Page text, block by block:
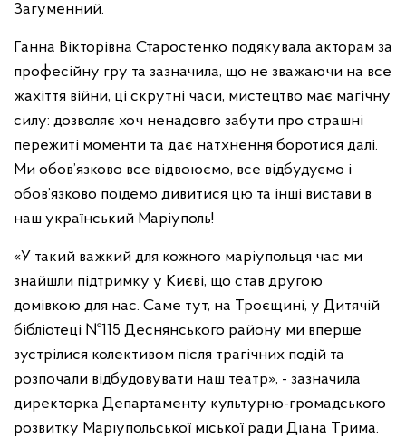
Загуменний.
Ганна Вікторівна Старостенко подякувала акторам за
професійну гру та зазначила, що не зважаючи на все
жахіття війни, ці скрутні часи, мистецтво має магічну
силу: дозволяє хоч ненадовго забути про страшні
пережиті моменти та дає натхнення боротися далі.
Ми обов’язково все відвоюємо, все відбудуємо і
обов’язково поїдемо дивитися цю та інші вистави в
наш український Маріуполь!
«У такий важкий для кожного маріупольця час ми
знайшли підтримку у Києві, що став другою
домівкою для нас. Саме тут, на Троєщині, у Дитячій
бібліотеці №115 Деснянського району ми вперше
зустрілися колективом після трагічних подій та
розпочали відбудовувати наш театр», - зазначила
директорка Департаменту культурно-громадського
розвитку Маріупольської міської ради Діана Трима.